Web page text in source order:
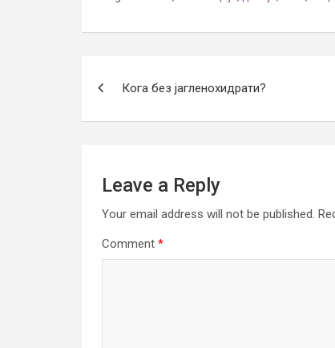
navigation
Кога без јагленохидрати?
Leave a Reply
Your email address will not be published.
Comment *